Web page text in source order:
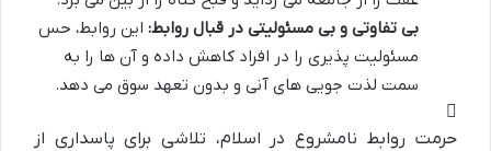
بی تفاوتی و بی مسئولیتی در قبال روابط: این روابط، حس
مسئولیت پذیری را در افراد کاهش داده و آن ها را به
سمت لذت جویی های آنی و بدون تعهد سوق می دهد.
حرمت روابط نامشروع در اسلام، تلاشی برای پاسداری از